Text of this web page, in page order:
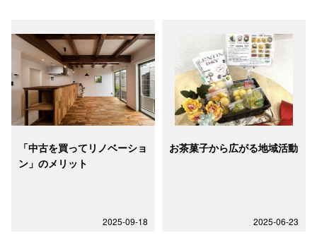
「中古を買ってリノベーショ
ン」のメリット
2025-09-18
お茶菓子から広がる地域活動
2025-06-23